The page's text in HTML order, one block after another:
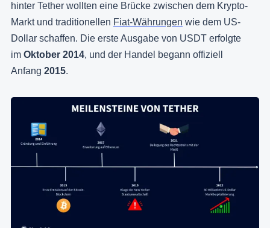
hinter Tether wollten eine Brücke zwischen dem Krypto-
Markt und traditionellen Fiat-Währungen wie dem US-
Dollar schaffen. Die erste Ausgabe von USDT erfolgte
im Oktober 2014, und der Handel begann offiziell
Anfang 2015.